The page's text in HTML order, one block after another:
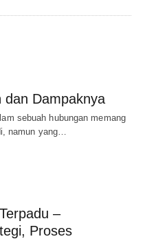
dan Dampaknya
sebuah hubungan memang
namun yang…
–
Proses